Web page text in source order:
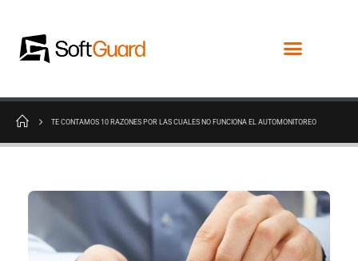
TE CONTAMOS 10 RAZONES POR LAS CUALES NO FUNCIONA EL AUTOMONITOREO